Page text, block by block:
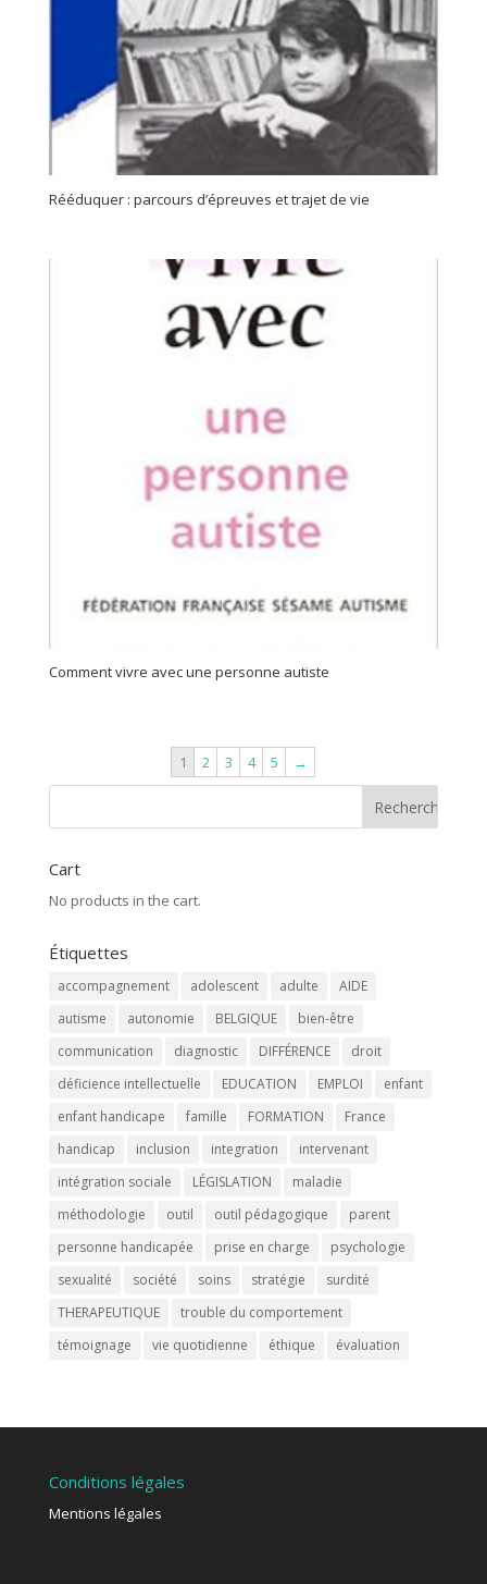
Rééduquer : parcours d’épreuves et trajet de vie
Comment vivre avec une personne autiste
1 2 3 4 5 →
Cart
No products in the cart.
Étiquettes
accompagnement adolescent adulte
AIDE
autisme
autonomie BELGIQUE
bien-être
communication
diagnostic DIFFÉRENCE
droit
déficience intellectuelle
EDUCATION EMPLOI
enfant
enfant handicape
famille FORMATION
France
handicap
inclusion integration
intervenant
intégration sociale
LÉGISLATION
maladie
méthodologie
outil outil pédagogique
parent
personne handicapée
prise en charge
psychologie
sexualité
société soins stratégie
surdité
THERAPEUTIQUE
trouble du comportement
témoignage
vie quotidienne éthique évaluation
Conditions légales
Mentions légales